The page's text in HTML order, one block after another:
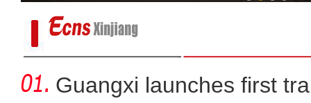
Guangxi launches first